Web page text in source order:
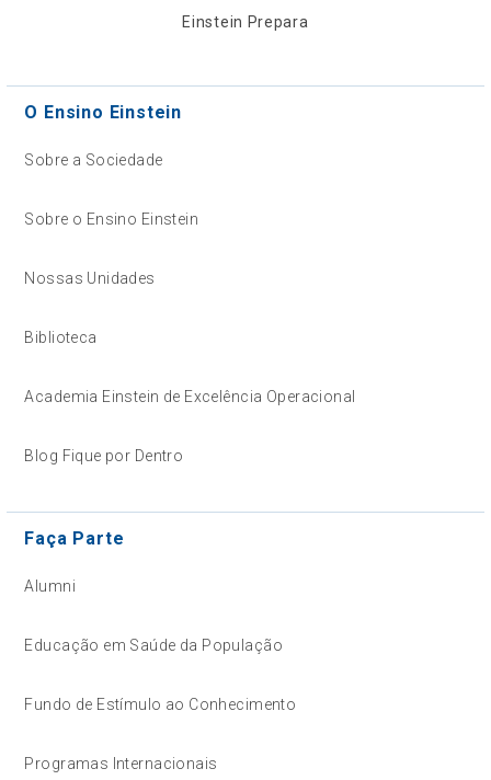
Einstein Prepara
O Ensino Einstein
Sobre a Sociedade
Sobre o Ensino Einstein
Nossas Unidades
Biblioteca
Academia Einstein de Excelência Operacional
Blog Fique por Dentro
Faça Parte
Alumni
Educação em Saúde da População
Fundo de Estímulo ao Conhecimento
Programas Internacionais